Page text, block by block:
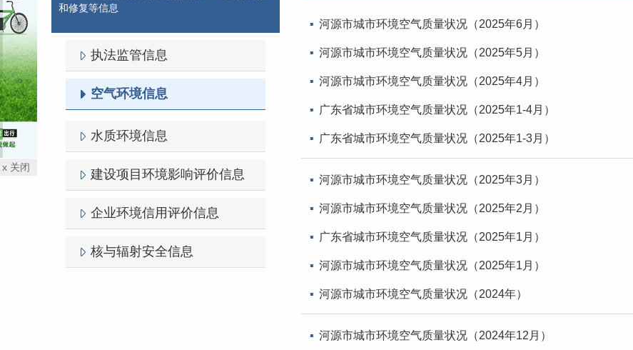
和修复等信息
执法监管信息
空气环境信息
水质环境信息
建设项目环境影响评价信息
企业环境信用评价信息
核与辐射安全信息
河源市城市环境空气质量状况（2025年6月）
河源市城市环境空气质量状况（2025年5月）
河源市城市环境空气质量状况（2025年4月）
广东省城市环境空气质量状况（2025年1-4月）
广东省城市环境空气质量状况（2025年1-3月）
河源市城市环境空气质量状况（2025年3月）
河源市城市环境空气质量状况（2025年2月）
广东省城市环境空气质量状况（2025年1月）
河源市城市环境空气质量状况（2025年1月）
河源市城市环境空气质量状况（2024年）
河源市城市环境空气质量状况（2024年12月）
x 关闭